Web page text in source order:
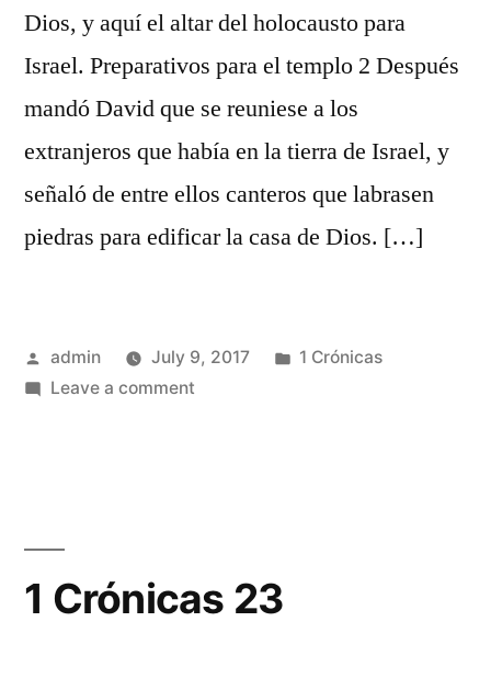
Dios, y aquí el altar del holocausto para
Israel. Preparativos para el templo 2 Después
mandó David que se reuniese a los
extranjeros que había en la tierra de Israel, y
señaló de entre ellos canteros que labrasen
piedras para edificar la casa de Dios. […]
Posted
by
admin July 9, 2017
Posted
1 Crónicas
Leave a commenton
1 Crónicas 23